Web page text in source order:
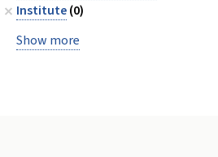
Institute(0)
Show more